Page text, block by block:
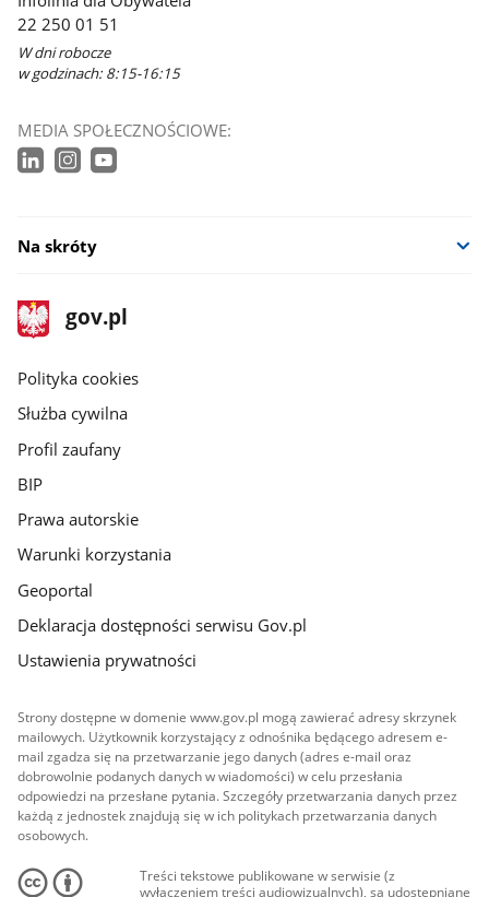
22 250 01 51
W dni robocze
w godzinach: 8:15-16:15
MEDIA SPOŁECZNOŚCIOWE:
Na skróty
stopka
gov.pl
Strona
gov.pl
gov.pl
Polityka cookies
Służba cywilna
Profil zaufany
BIP
Prawa autorskie
Warunki korzystania
Geoportal
Deklaracja dostępności serwisu Gov.pl
Ustawienia prywatności
Strony dostępne w domenie www.gov.pl mogą zawierać adresy skrzynek
mailowych. Użytkownik korzystający z odnośnika będącego adresem e-
mail zgadza się na przetwarzanie jego danych (adres e-mail oraz
dobrowolnie podanych danych w wiadomości) w celu przesłania
odpowiedzi na przesłane pytania. Szczegóły przetwarzania danych przez
każdą z jednostek znajdują się w ich politykach przetwarzania danych
osobowych.
Treści tekstowe publikowane w serwisie (z
wyłączeniem treści audiowizualnych), są udostępniane